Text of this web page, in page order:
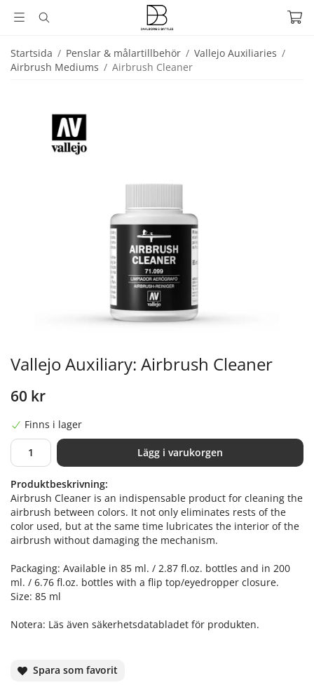
Startsida / Penslar & målartillbehör / Vallejo Auxiliaries /
Airbrush Mediums / Airbrush Cleaner
Vallejo Auxiliary: Airbrush Cleaner
60 kr
Finns i lager
Lägg i varukorgen
Produktbeskrivning:
Airbrush Cleaner is an indispensable product for cleaning the
airbrush between colors. It not only eliminates rests of the
color used, but at the same time lubricates the interior of the
airbrush without damaging the mechanism.
Packaging: Available in 85 ml. / 2.87 fl.oz. bottles and in 200
ml. / 6.76 fl.oz. bottles with a flip top/eyedropper closure.
Size: 85 ml
Notera: Läs även säkerhetsdatabladet för produkten.
Spara som favorit